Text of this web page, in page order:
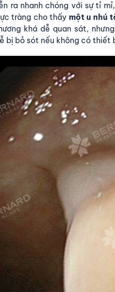
ra nhanh chóng với sự tỉ
tràng cho thấy một u nhú
khá dễ quan sát,
bị bỏ sót nếu không có